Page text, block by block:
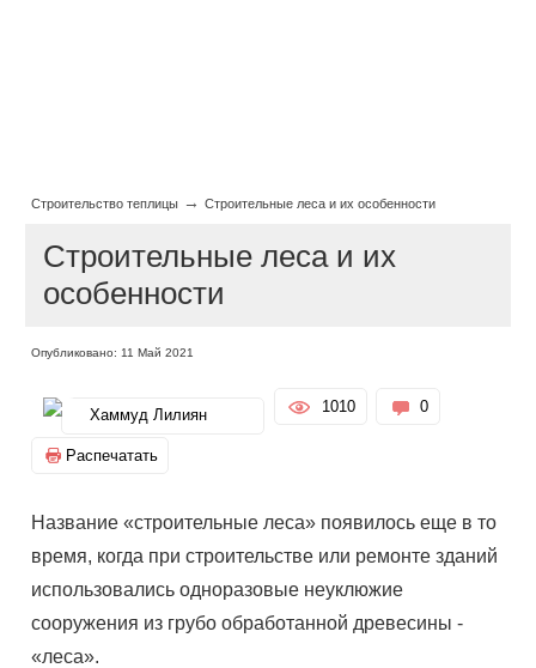
Строительство теплицы →Строительные леса и их особенности
Строительные леса и их
особенности
Опубликовано: 11 Май 2021
Хаммуд Лилиян 1010 0
Распечатать
Название «строительные леса» появилось еще в то
время, когда при строительстве или ремонте зданий
использовались одноразовые неуклюжие
сооружения из грубо обработанной древесины -
«леса».